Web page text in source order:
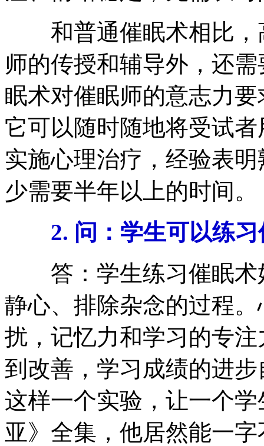
和普通催眠术相比，
师的传授和辅导外，还
眠术对催眠师的意志力
它可以随时随地将受试
实施心理治疗，经验表
少需要半年以上的时间。
2. 问：学生可以练
答：学生练习催眠术
静心、排除杂念的过程
扰，记忆力和学习的专
到改善，学习成绩的进
这样一个实验，让一个
亚》全集，他居然能一